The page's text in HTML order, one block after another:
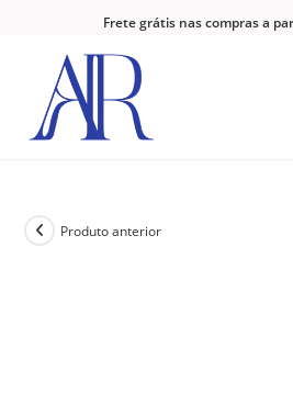
Frete grátis nas compras a
Produto anterior